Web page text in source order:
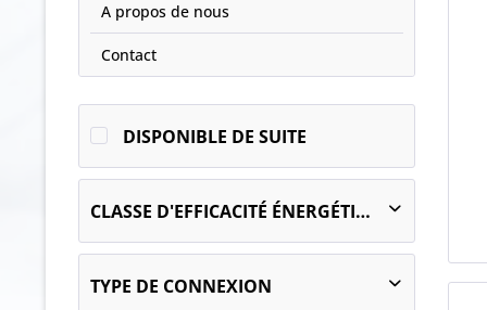
A propos de nous
Contact
DISPONIBLE DE SUITE
CLASSE D'EFFICACITÉ ÉNERGÉTIQUE
TYPE DE CONNEXION